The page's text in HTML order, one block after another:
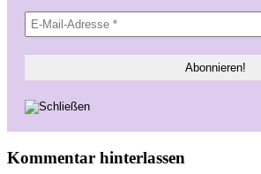
Kommentar hinterlassen